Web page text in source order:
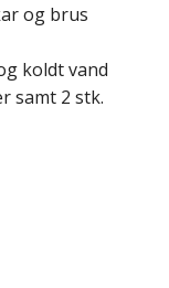
og brus
koldt vand
samt 2 stk.